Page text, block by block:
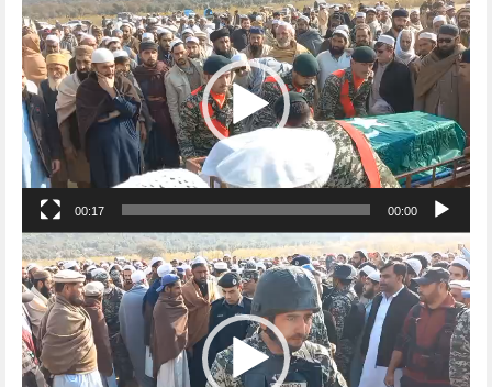
00:00
00:17
Video
Player